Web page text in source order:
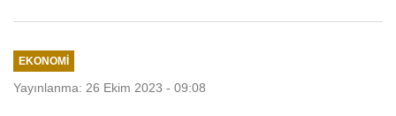
EKONOMI
Yayınlanma: 26 Ekim 2023 - 09:08